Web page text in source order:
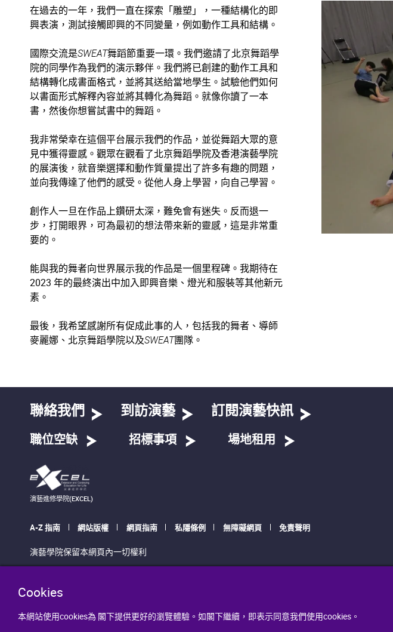
Cookies
本網站使用cookies為 閣下提供更好的瀏覽體驗。如閣下繼續，即表示同意我們使用cookies。
在過去的一年，我們一直在探索「雕塑」，一種結構化的即
興表演，測試接觸即興的不同變量，例如動作工具和結構。
國際交流是SWEAT舞蹈節重要一環。我們邀請了北京舞蹈學
院的同學作為我們的演示夥伴。我們將已創建的動作工具和
結構轉化成書面格式，並將其送給當地學生。試驗他們如何
以書面形式解釋內容並將其轉化為舞蹈。就像你讀了一本
書，然後你想嘗試書中的舞蹈。
我非常榮幸在這個平台展示我們的作品，並從舞蹈大眾的意
見中獲得靈感。觀眾在觀看了北京舞蹈學院及香港演藝學院
的展演後，就音樂選擇和動作質量提出了許多有趣的問題，
並向我傳達了他們的感受。從他人身上學習，向自己學習。
創作人一旦在作品上鑽研太深，難免會有迷失。反而退一
步，打開眼界，可為最初的想法帶來新的靈感，這是非常重
要的。
能與我的舞者向世界展示我的作品是一個里程碑。我期待在
2023 年的最終演出中加入即興音樂、燈光和服裝等其他新元
素。
最後，我希望感謝所有促成此事的人，包括我的舞者、導師
麥麗娜、北京舞蹈學院以及SWEAT團隊。
聯絡我們 到訪演藝 訂閱演藝快訊
職位空缺 招標事項 場地租用
演藝進修學院(EXCEL)
A-Z 指南 網站版權 網頁指南 私隱條例 無障礙網頁 免責聲明
演藝學院保留本網頁內一切權利